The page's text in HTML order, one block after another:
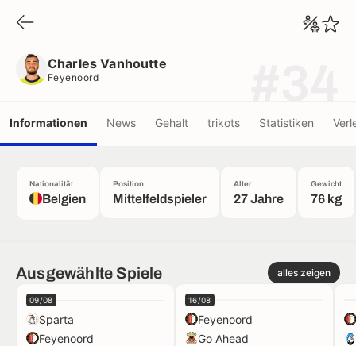
Charles Vanhoutte
Feyenoord
Informationen News Gehalt trikots Statistiken
Nationalität
Belgien
Position
Mittelfeldspieler
Alter
27 Jahre
Gewicht
76 kg
Ausgewählte Spiele alles zeigen
09/08
Sparta
Feyenoord
16/08
Feyenoord
Go Ahead